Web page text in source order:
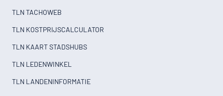
TLN TACHOWEB
TLN KOSTPRIJSCALCULATOR
TLN KAART STADSHUBS
TLN LEDENWINKEL
TLN LANDENINFORMATIE